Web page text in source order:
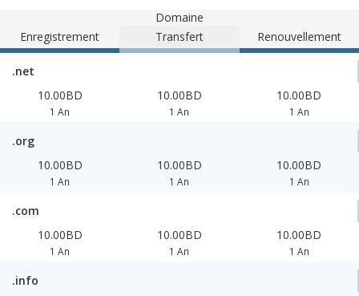
Domaine
Enregistrement
Transfert Renouvellement
.net
10.00BD
1 An
10.00BD
1 An
10.00BD
1 An
.org
10.00BD
1 An
10.00BD
1 An
10.00BD
1 An
.com
10.00BD
1 An
10.00BD
1 An
10.00BD
1 An
.info